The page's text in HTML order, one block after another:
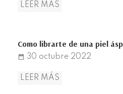
LEER MÁS
Como librarte de una piel
date_range 30 octubre 2022
LEER MÁS